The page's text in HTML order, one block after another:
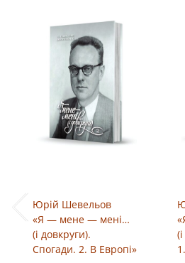
Юрій Шевельов
«Я — мене — мені…
(і довкруги).
Спогади. 2. В Европі»